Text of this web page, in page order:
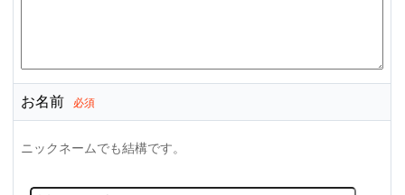
お名前 必須
ニックネームでも結構です。